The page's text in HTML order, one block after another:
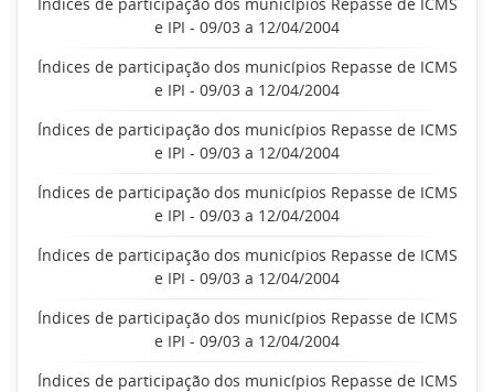
e IPI - 09/03 a 12/04/2004
Índices de participação dos municípios Repasse de ICMS
e IPI - 09/03 a 12/04/2004
Índices de participação dos municípios Repasse de ICMS
e IPI - 09/03 a 12/04/2004
Índices de participação dos municípios Repasse de ICMS
e IPI - 09/03 a 12/04/2004
Índices de participação dos municípios Repasse de ICMS
e IPI - 09/03 a 12/04/2004
Índices de participação dos municípios Repasse de ICMS
e IPI - 09/03 a 12/04/2004
Índices de participação dos municípios Repasse de ICMS